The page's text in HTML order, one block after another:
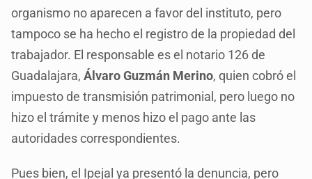
organismo no aparecen a favor del instituto, pero
tampoco se ha hecho el registro de la propiedad del
trabajador. El responsable es el notario 126 de
Guadalajara,Álvaro Guzmán Merino, quien cobró el
impuesto de transmisión patrimonial, pero luego no
hizo el trámite y menos hizo el pago ante las
autoridades correspondientes.
Pues bien, el Ipejal ya presentó la denuncia, pero